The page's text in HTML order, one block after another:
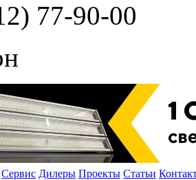
77-90-00
Сервис Дилеры Проекты Статьи